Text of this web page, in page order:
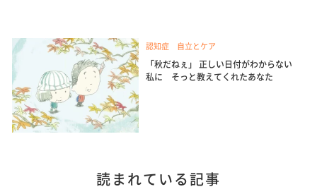
認知症 自立とケア
「秋だねぇ」 正しい日付がわからない
私に そっと教えてくれたあなた
読まれている記事